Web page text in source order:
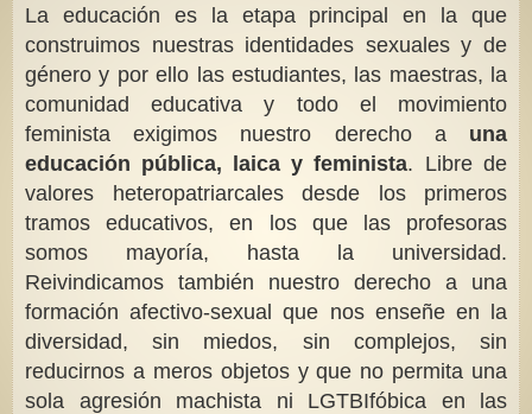
La educación es la etapa principal en la que
construimos nuestras identidades sexuales y de
género y por ello las estudiantes, las maestras, la
comunidad educativa y todo el movimiento
feminista exigimos nuestro derecho a una
educación pública, laica y feminista. Libre de
valores heteropatriarcales desde los primeros
tramos educativos, en los que las profesoras
somos mayoría, hasta la universidad.
Reivindicamos también nuestro derecho a una
formación afectivo-sexual que nos enseñe en la
diversidad, sin miedos, sin complejos, sin
reducirnos a meros objetos y que no permita una
sola agresión machista ni LGTBIfóbica en las